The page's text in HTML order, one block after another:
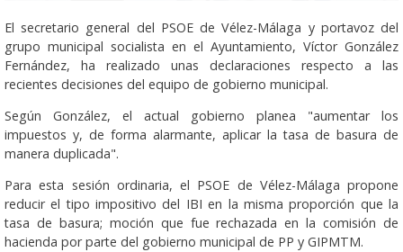
El secretario general del PSOE de Vélez-Málaga y portavoz del
grupo municipal socialista en el Ayuntamiento, Víctor González
Fernández, ha realizado unas declaraciones respecto a las
recientes decisiones del equipo de gobierno municipal.
Según González, el actual gobierno planea "aumentar los
impuestos y, de forma alarmante, aplicar la tasa de basura de
manera duplicada".
Para esta sesión ordinaria, el PSOE de Vélez-Málaga propone
reducir el tipo impositivo del IBI en la misma proporción que la
tasa de basura; moción que fue rechazada en la comisión de
hacienda por parte del gobierno municipal de PP y GIPMTM.